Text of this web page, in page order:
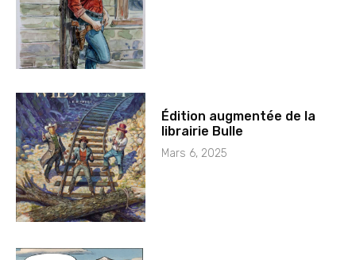
Édition augmentée de la
librairie Bulle
Mars 6, 2025